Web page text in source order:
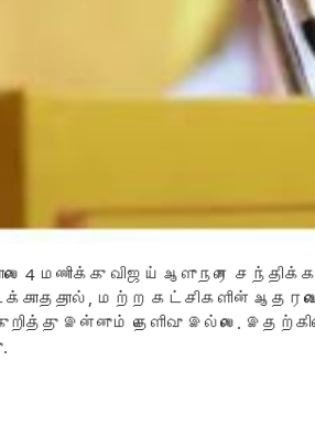
4 மணிக்கு விஜய் ஆளுநரை
மற்ற கட்சிகளின் ஆதரவை
இன்னும் தெளிவு இல்லை.